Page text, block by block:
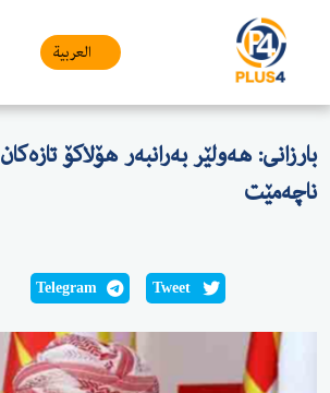
العربیة
بارزانی: هەولێر بەرانبەر هۆلاکۆ تازەکان
ناچەمێت
Tweet
Telegram